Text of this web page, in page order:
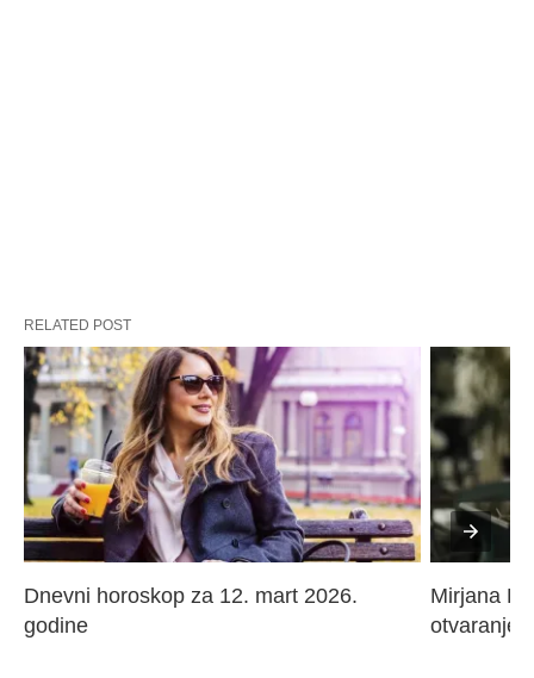
RELATED POST
Dnevni horoskop za 12. mart 2026.
godine
Mirjana
otvaranje